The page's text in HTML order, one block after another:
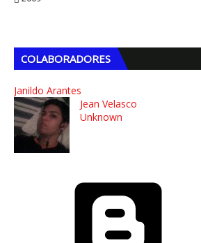
COLABORADORES
Janildo Arantes
Jean Velasco
Unknown